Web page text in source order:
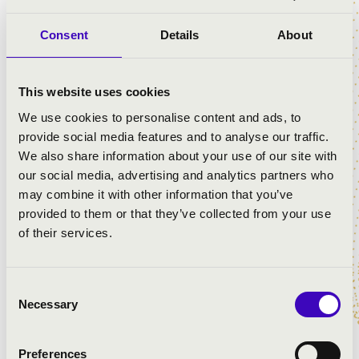
Consent Details About
This website uses cookies
We use cookies to personalise content and ads, to
provide social media features and to analyse our traffic.
We also share information about your use of our site with
our social media, advertising and analytics partners who
may combine it with other information that you’ve
provided to them or that they’ve collected from your use
of their services.
Selection
Necessary
Preferences
Harmonikával színesített műsoruk az operett és opera
ELŐADÓK:
Horváth István- tenor, harmonika
Rőser Orsolya Hajnalka
- szoprán
Kálmán-Jenbach-Stein: Csárdáskirálynő - Emlékszel